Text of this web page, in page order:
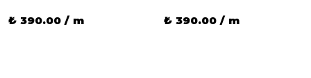
₺ 390.00 / m ₺ 390.00 / m